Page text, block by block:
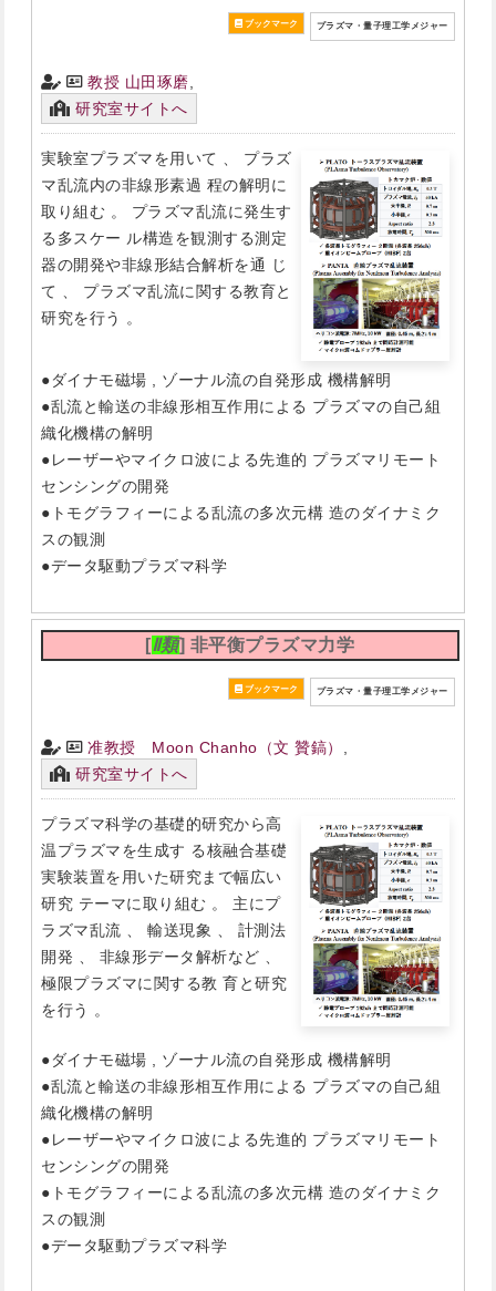
プラズマ・量子理工学メジャー
教授 山田琢磨
研究室サイトへ
実験室プラズマを用いて 、 プラズ
マ乱流内の非線形素過 程の解明に
取り組む 。 プラズマ乱流に発生す
る多スケー ル構造を観測する測定
器の開発や非線形結合解析を通 じ
て 、 プラズマ乱流に関する教育と
研究を行う 。
●ダイナモ磁場 , ゾーナル流の自発形成 機構解明
●乱流と輸送の非線形相互作用による プラズマの自己組
織化機構の解明
●レーザーやマイクロ波による先進的 プラズマリモート
センシングの開発
●トモグラフィーによる乱流の多次元構 造のダイナミク
スの観測
●データ駆動プラズマ科学
[Ⅱ類] 非平衡プラズマ力学
プラズマ・量子理工学メジャー
准教授 Moon Chanho（文 贊鎬）
研究室サイトへ
プラズマ科学の基礎的研究から高
温プラズマを生成す る核融合基礎
実験装置を用いた研究まで幅広い
研究 テーマに取り組む 。 主にプ
ラズマ乱流 、 輸送現象 、 計測法
開発 、 非線形データ解析など 、
極限プラズマに関する教 育と研究
を行う 。
●ダイナモ磁場 , ゾーナル流の自発形成 機構解明
●乱流と輸送の非線形相互作用による プラズマの自己組
織化機構の解明
●レーザーやマイクロ波による先進的 プラズマリモート
センシングの開発
●トモグラフィーによる乱流の多次元構 造のダイナミク
スの観測
●データ駆動プラズマ科学